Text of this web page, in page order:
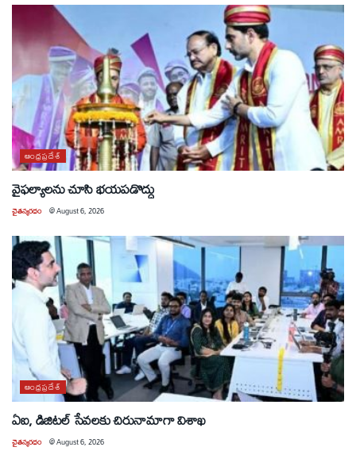
ఆంధ్రప్రదేశ్
వైఫల్యాలను చూసి భయపడొద్దు
చైతన్యరధం @August 6, 2026
ఆంధ్రప్రదేశ్
ఏఐ, డిజిటల్ సేవలకు చిరునామాగా విశాఖ
చైతన్యరధం @August 6, 2026